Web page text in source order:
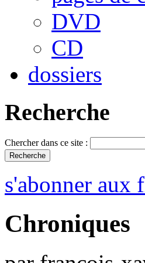
DVD
CD
dossiers
Recherche
Chercher dans ce site :
s'abonner aux
Chroniques